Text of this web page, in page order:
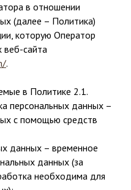
в отношении
(далее – Политика)
которую Оператор
веб-сайта
.
в Политике 2.1.
персональных данных –
с помощью средств
данных – временное
данных (за
необходима для